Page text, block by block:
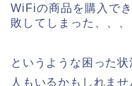
WiFiの商品を購入で
敗してしまった、、、
というような困った
人もいるかもしれま